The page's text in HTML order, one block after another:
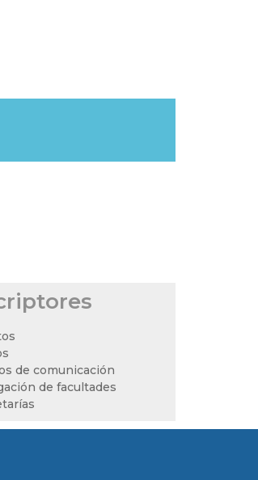
de comunicación
de facultades